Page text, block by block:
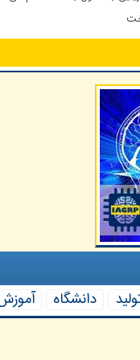
دانشگاه